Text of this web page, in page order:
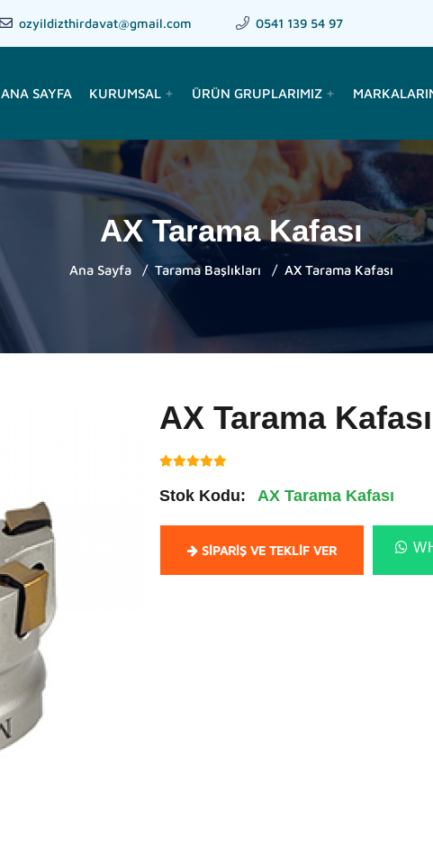
ozyildizthirdavat@gmail.com 0541 139 54 97
ANA SAYFA KURUMSAL add ÜRÜN GRUPLARIMIZ add
AX Tarama Kafası
Ana Sayfa Tarama Başlıkları AX Tarama Kafası
AX Tarama Kafası
Stok Kodu: AX Tarama Kafası
SIPARIŞ VE TEKLIF VER